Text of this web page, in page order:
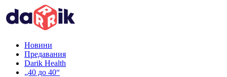
Новини
Предавания
Darik Health
„40 до 40“